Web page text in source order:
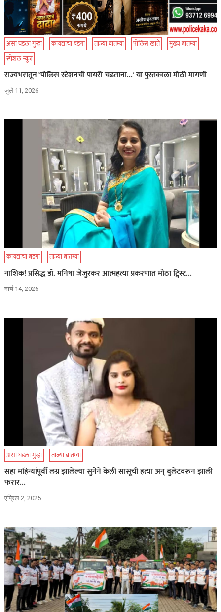
असा घडला गुन्हा कायद्याचा बडगा ताज्या बातम्या पोलिस खाते
मुख्य बातम्या
स्पेशल न्यूज
राज्यभरातून ‘पोलिस स्टेशनची पायरी चढताना…’ या पुस्तकाला मोठी मागणी
जुलै 11, 2026
कायद्याचा बडगा ताज्या बातम्या
नाशिक! प्रसिद्ध डॉ. मनिषा जेजुरकर आत्महत्या प्रकरणात मोठा ट्विस्ट…
मार्च 14, 2026
असा घडला गुन्हा ताज्या बातम्या
सहा महिन्यांपूर्वी लग्न झालेल्या सुनेने केली सासूची हत्या अन् बुलेटवरून झाली
फरार…
एप्रिल 2, 2025